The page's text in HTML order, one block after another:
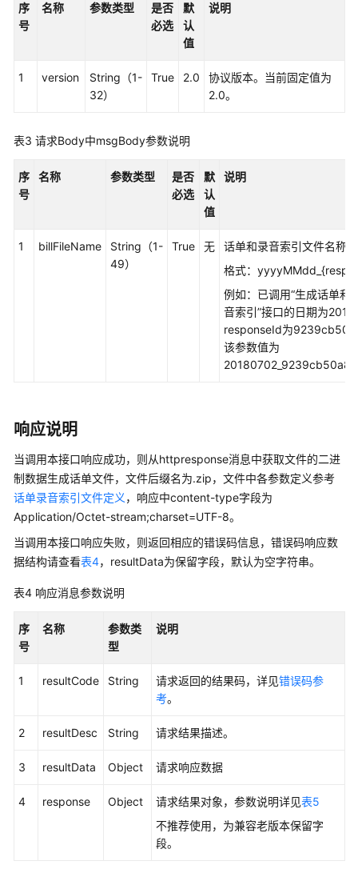
参
控
参
类
参
考
言
修
改
录
简
接
明
序
号
名称 参数类型
是否
必选
默
认
值
说明
1 version
String（1-
32）
True 2.0
协议版本。当前固定值为
2.0。
表3 请求Body中msgBody参数说明
序
号
名称 参数类型
是否
必选
默
认
值
说明
1 billFileName
String（1-
49）
True 无
话单和录音索引文件名称
格式：
例如：已调用“生成话单和
音索引”接口的日期为
responseId为
该参数值为
响应说明
当调用本接口响应成功，则从httpresponse消息中获取文件的二进
制数据生成话单文件，文件后缀名为.zip，文件中各参数定义参考
话单录音索引文件定义 ，响应中content-type字段为
Application/Octet-stream;charset=UTF-8。
当调用本接口响应失败，则返回相应的错误码信息，错误码响应数
据结构请查看表4，resultData为保留字段，默认为空字符串。
表4 响应消息参数说明
序
号
名称
参数类
型
说明
1 resultCode String 请求返回的结果码，详见错误码参
考。
2 resultDesc String 请求结果描述。
3 resultData Object 请求响应数据
4 response Object 请求结果对象，参数说明详见表5
不推荐使用，为兼容老版本保留字
段。